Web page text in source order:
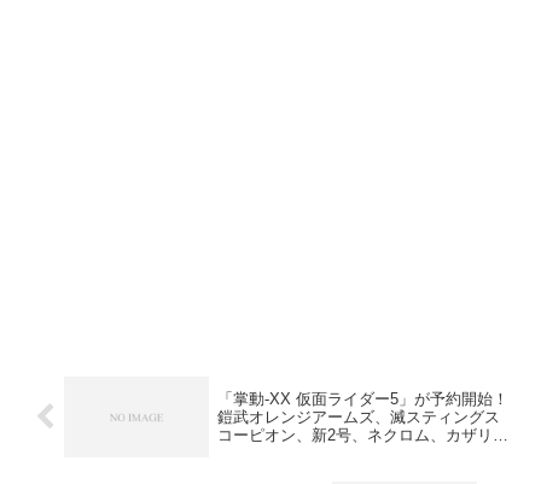
「掌動-XX 仮面ライダー5」が予約開始！
鎧武オレンジアームズ、滅スティングス
コーピオン、新2号、ネクロム、カザリ完